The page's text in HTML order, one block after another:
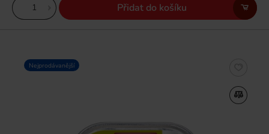
Přidat do košíku
Nejprodávanější